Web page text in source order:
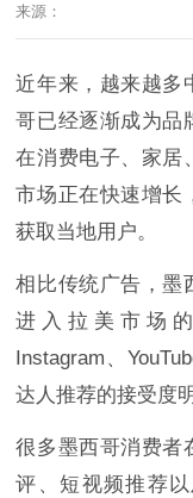
来源：
近年来，越来越多
哥已经逐渐成为品
在消费电子、家居
市场正在快速增长
获取当地用户。
相比传统广告，墨
进入拉美市场
Instagram、
达人推荐的接受度
很多墨西哥消费者
评、短视频推荐